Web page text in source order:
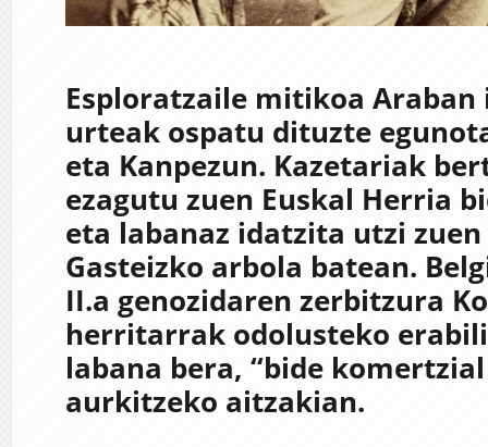
Esploratzaile mitikoa Araban
urteak ospatu dituzte
eta Kanpezun. Kazetariak
ezagutu zuen Euskal Herria
eta labanaz idatzita utzi zuen
Gasteizko arbola batean.
II.a genozidaren zerbitzura
herritarrak odolusteko
labana bera, “bide
aurkitzeko aitzakian.